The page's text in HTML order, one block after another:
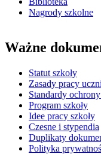
Nagrody szkolne
Ważne
Statut szkoły
Zasady pracy
Standardy
Program szkoły
Idee pracy szkoły
Czesne i stypendia
Duplikaty
Polityka